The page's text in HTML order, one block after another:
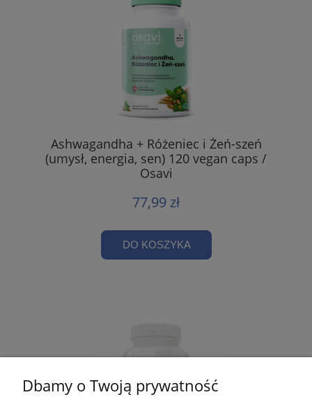
Ashwagandha + Różeniec i Żeń-szeń
(umysł, energia, sen) 120 vegan caps /
Osavi
77,99 zł
DO KOSZYKA
Dbamy o Twoją prywatność